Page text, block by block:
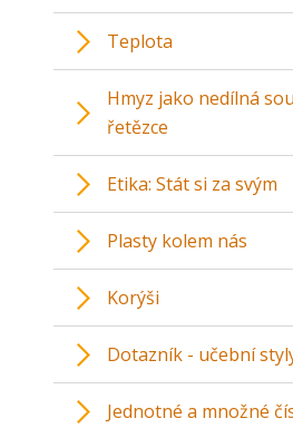
Teplota
Hmyz jako nedílná
řetězce
Etika: Stát si za svým
Plasty kolem nás
Korýši
Dotazník - učební
Jednotné a množné